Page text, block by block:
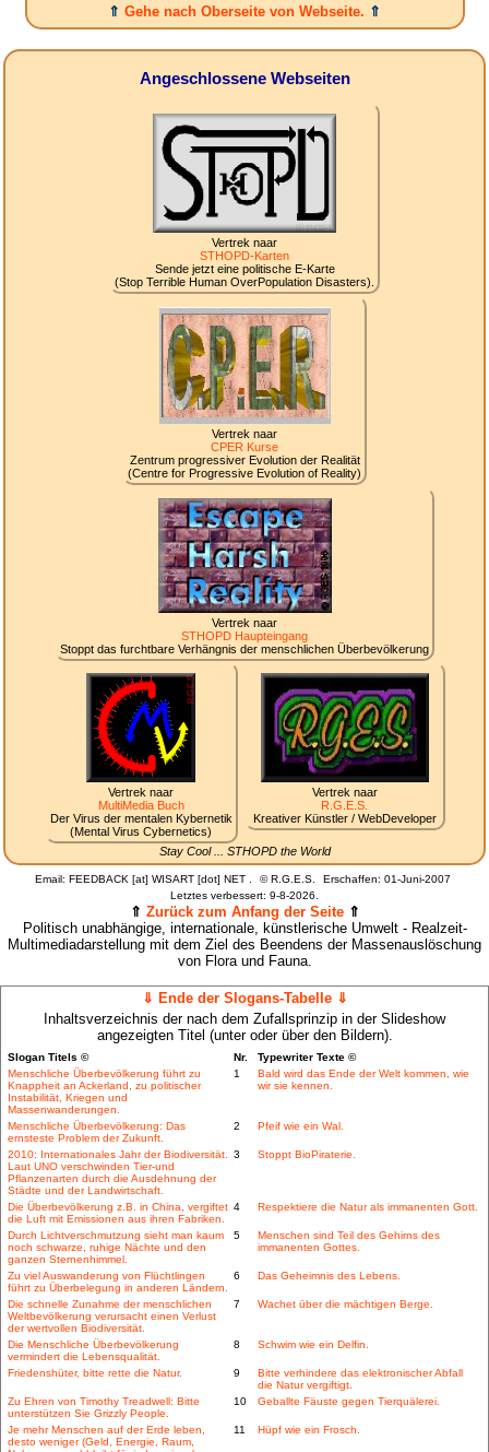
⇑ Gehe nach Oberseite von Webseite. ⇑
Angeschlossene Webseiten
Vertrek naar
STHOPD-Karten
Sende jetzt eine politische E-Karte
(Stop Terrible Human OverPopulation Disasters).
Vertrek naar
CPER Kurse
Zentrum progressiver Evolution der Realität
(Centre for Progressive Evolution of Reality)
Vertrek naar
STHOPD Haupteingang
Stoppt das furchtbare Verhängnis der menschlichen Überbevölkerung
Vertrek naar
MultiMedia Buch
Der Virus der mentalen Kybernetik
(Mental Virus Cybernetics)
Vertrek naar
R.G.E.S.
Kreativer Künstler / WebDeveloper
Stay Cool ... STHOPD the World
Email: FEEDBACK [at] WISART [dot] NET . ©R.G.E.S.
Erschaffen: 01-Juni-2007
Letztes verbessert: 9-8-2026.
⇑ Zurück zum Anfang der Seite⇑
Politisch unabhängige, internationale, künstlerische Umwelt - Realzeit-
Multimediadarstellung mit dem Ziel des Beendens der Massenauslöschung
von Flora und Fauna.
⇓ Ende der Slogans-Tabelle ⇓
Inhaltsverzeichnis der nach dem Zufallsprinzip in der Slideshow
angezeigten Titel (unter oder über den Bildern).
Slogan Titels © Nr.
Typewriter Texte ©
Menschliche Überbevölkerung führt zu
Knappheit an Ackerland, zu politischer
Instabilität, Kriegen und
Massenwanderungen.
1
Bald wird das Ende der Welt kommen, wie
wir sie kennen.
Menschliche Überbevölkerung: Das
ernsteste Problem der Zukunft.
2 Pfeif wie ein Wal.
2010: Internationales Jahr der Biodiversität.
Laut UNO verschwinden Tier-und
Pflanzenarten durch die Ausdehnung der
Städte und der Landwirtschaft.
3 Stoppt BioPiraterie.
Die Überbevölkerung z.B. in China, vergiftet
die Luft mit Emissionen aus ihren Fabriken.
4 Respektiere die Natur als immanenten Gott.
Durch Lichtverschmutzung sieht man kaum
noch schwarze, ruhige Nächte und den
ganzen Sternenhimmel.
5
Menschen sind Teil des Gehirns des
immanenten Gottes.
Zu viel Auswanderung von Flüchtlingen
führt zu Überbelegung in anderen Ländern.
6 Das Geheimnis des Lebens.
Die schnelle Zunahme der menschlichen
Weltbevölkerung verursacht einen Verlust
der wertvollen Biodiversität.
7 Wachet über die mächtigen Berge.
Die Menschliche Überbevölkerung
vermindert die Lebensqualität.
8 Schwim wie ein Delfin.
Friedenshüter, bitte rette die Natur. 9
Bitte verhindere das elektronischer Abfall
die Natur vergiftigt.
Zu Ehren von Timothy Treadwell: Bitte
unterstützen Sie Grizzly People.
10 Geballte Fäuste gegen Tierquälerei.
Je mehr Menschen auf der Erde leben,
desto weniger (Geld, Energie, Raum,
11 Hüpf wie ein Frosch.